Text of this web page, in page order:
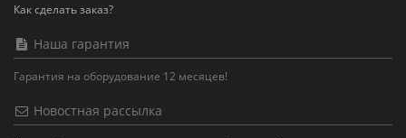
Как сделать заказ?
Наша гарантия
Гарантия на оборудование 12 месяцев!
Новостная рассылка